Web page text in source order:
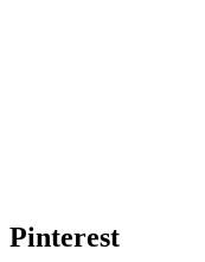
Pinterest